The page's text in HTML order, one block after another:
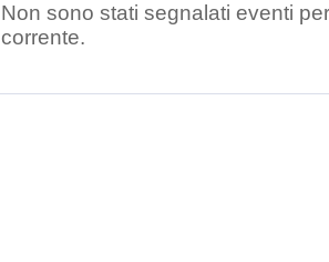
Non sono stati segnalati eventi
corrente.